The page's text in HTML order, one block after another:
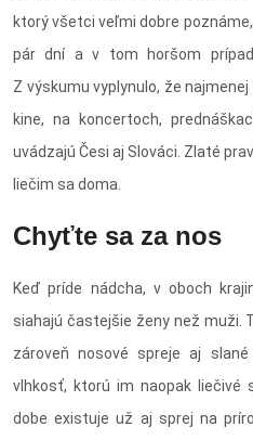
ktorý všetci veľmi dobre
pár dní a v tom horšom
Z výskumu vyplynulo, že
kine, na koncertoch,
uvádzajú Česi aj Slováci. Zlaté
liečim sa doma.
Chyťte sa za nos
Keď príde nádcha, v oboch
siahajú častejšie ženy než muži.
zároveň nosové spreje aj
vlhkosť, ktorú im naopak liečivé
dobe existuje už aj sprej na